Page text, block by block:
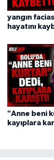
yangın
hayatını
"Anne beni
kayıplara